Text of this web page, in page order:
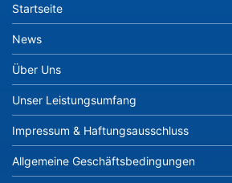
Startseite
News
Über Uns
Unser Leistungsumfang
Impressum & Haftungsausschluss
Allgemeine Geschäftsbedingungen